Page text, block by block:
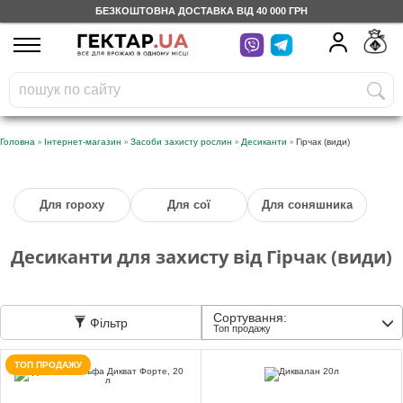
БЕЗКОШТОВНА ДОСТАВКА ВІД 40 000 ГРН
UA
На вашому
бонусному рахунку
грн
Безкоштовно по Україні
Категорії
Доставка
Відгуки
Головна » Інтернет-магазин » Засоби захисту рослин » Десиканти » Гірчак (види)
Для гороху Для сої Для соняшника
Десиканти для захисту від Гірчак (види)
Фільтр Сортування:
Топ продажу
ТОП ПРОДАЖУ